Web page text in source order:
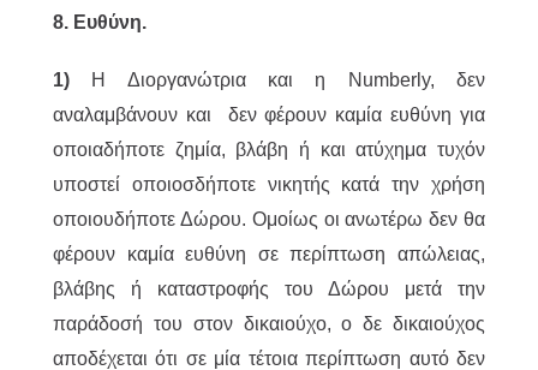
8. Ευθύνη.
1) Η Διοργανώτρια και η Numberly, δεν
αναλαμβάνουν και δεν φέρουν καμία ευθύνη για
οποιαδήποτε ζημία, βλάβη ή και ατύχημα τυχόν
υποστεί οποιοσδήποτε νικητής κατά την χρήση
οποιουδήποτε Δώρου. Ομοίως οι ανωτέρω δεν θα
φέρουν καμία ευθύνη σε περίπτωση απώλειας,
βλάβης ή καταστροφής του Δώρου μετά την
παράδοσή του στον δικαιούχο, ο δε δικαιούχος
αποδέχεται ότι σε μία τέτοια περίπτωση αυτό δεν